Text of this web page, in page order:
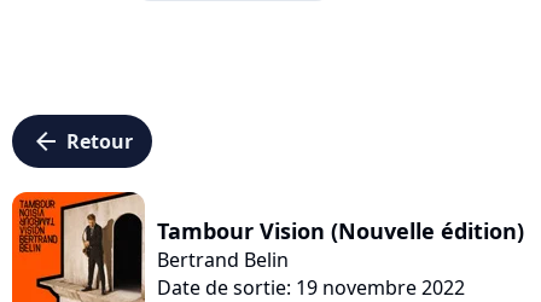
arrow_left Retour
Tambour Vision (Nouvelle édition)
Bertrand Belin
Date de sortie: 19 novembre 2022